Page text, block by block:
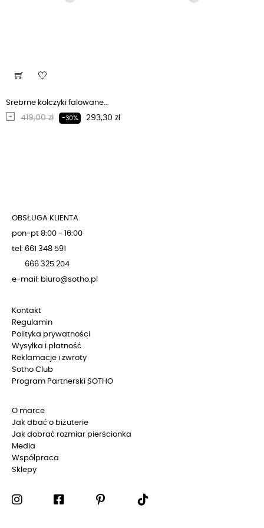
Srebrne kolczyki falowane...
Regularna cena
419,00 zł -30% Cena
293,30 zł
OBSŁUGA KLIENTA
pon-pt 8:00 - 16:00
tel: 661 348 591
666 325 204
e-mail: biuro@sotho.pl
Kontakt
Regulamin
Polityka prywatności
Wysyłka i płatność
Reklamacje i zwroty
Sotho Club
Program Partnerski SOTHO
O marce
Jak dbać o biżuterie
Jak dobrać rozmiar pierścionka
Media
Współpraca
Sklepy